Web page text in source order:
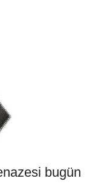
bugün